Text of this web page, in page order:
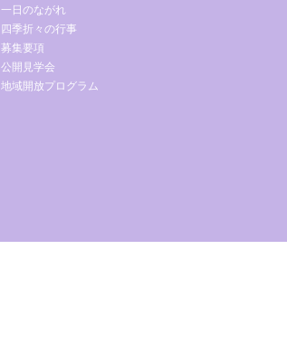
一日のながれ
四季折々の行事
募集要項
公開見学会
地域開放プログラム